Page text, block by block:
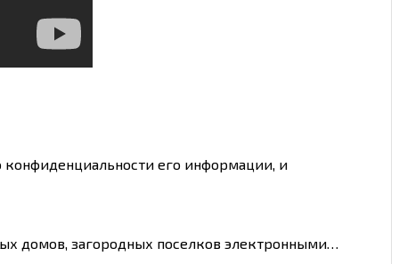
его информации, и
домов, загородных поселков электронными…